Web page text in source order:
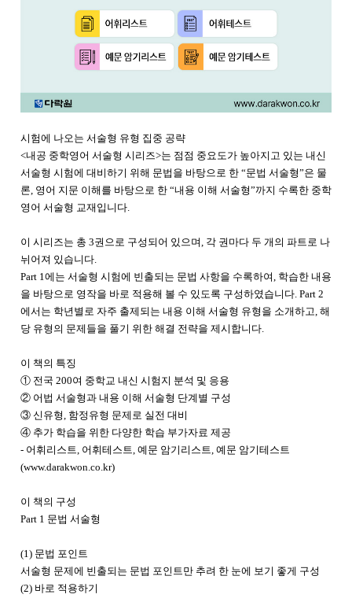
시험에 나오는 서술형 유형 집중 공략
<내공 중학영어 서술형 시리즈>는 점점 중요도가 높아지고 있는 내신
서술형 시험에 대비하기 위해 문법을 바탕으로 한 “문법 서술형”은 물
론, 영어 지문 이해를 바탕으로 한 “내용 이해 서술형”까지 수록한 중학
영어 서술형 교재입니다.
이 시리즈는 총 3권으로 구성되어 있으며, 각 권마다 두 개의 파트로 나
뉘어져 있습니다.
Part 1에는 서술형 시험에 빈출되는 문법 사항을 수록하여, 학습한 내용
을 바탕으로 영작을 바로 적용해 볼 수 있도록 구성하였습니다. Part 2
에서는 학년별로 자주 출제되는 내용 이해 서술형 유형을 소개하고, 해
당 유형의 문제들을 풀기 위한 해결 전략을 제시합니다.
이 책의 특징
① 전국 200여 중학교 내신 시험지 분석 및 응용
② 어법 서술형과 내용 이해 서술형 단계별 구성
③ 신유형, 함정유형 문제로 실전 대비
④ 추가 학습을 위한 다양한 학습 부가자료 제공
- 어휘리스트, 어휘테스트, 예문 암기리스트, 예문 암기테스트
(www.darakwon.co.kr)
이 책의 구성
Part 1 문법 서술형
(1) 문법 포인트
서술형 문제에 빈출되는 문법 포인트만 추려 한 눈에 보기 좋게 구성
(2) 바로 적용하기